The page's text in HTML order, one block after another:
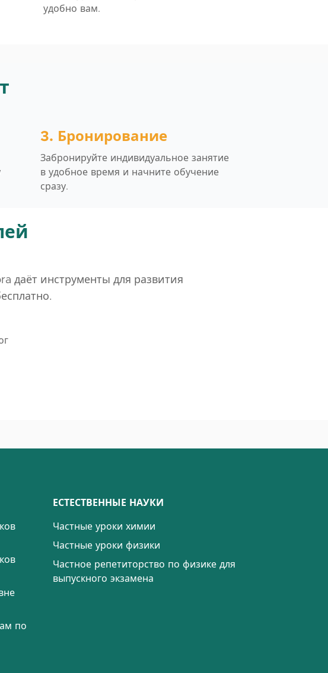
удобно вам.
3. Бронирование
Забронируйте индивидуальное занятие
в удобное время и начните обучение
сразу.
даёт инструменты для развития
по
ЕСТЕСТВЕННЫЕ НАУКИ
Частные уроки химии
Частные уроки физики
Частное репетиторство по физике для
выпускного экзамена